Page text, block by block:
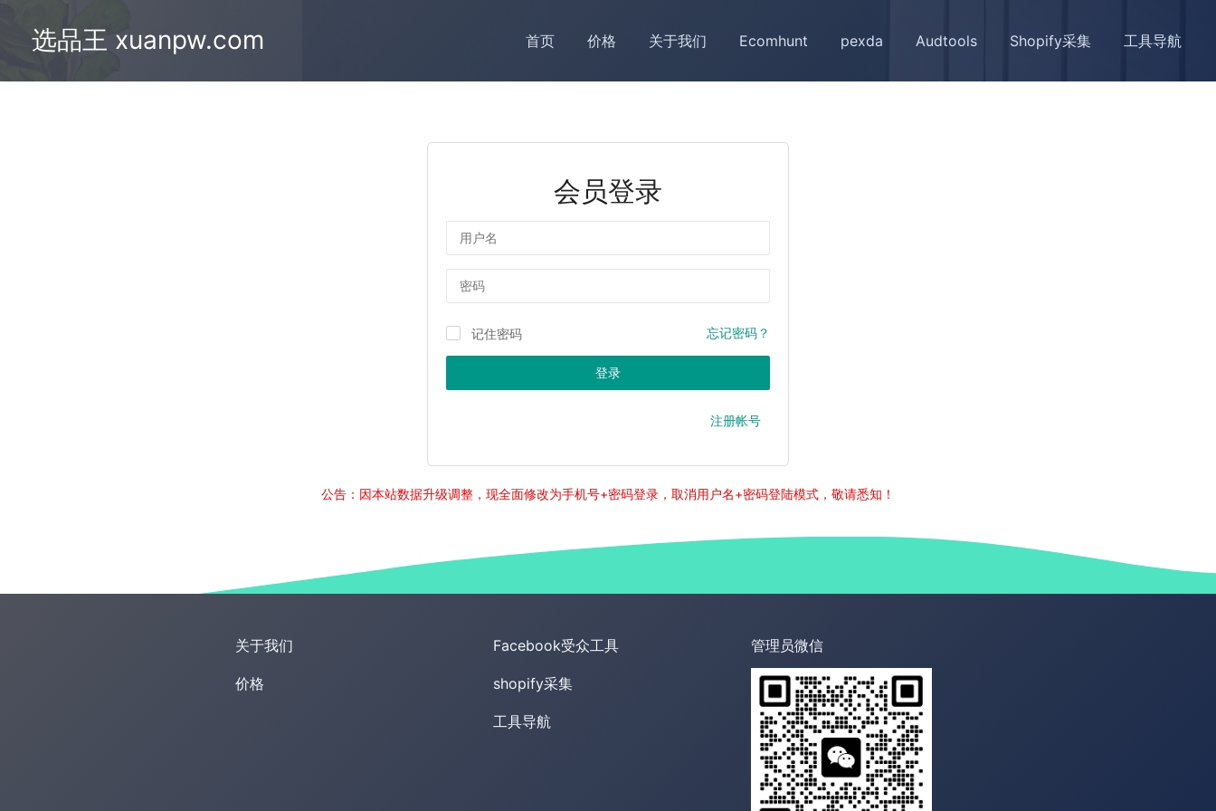
选品王 xuanpw.com 首页 价格 关于我们 Ecomhunt pexda Audtools Shopify采集 工具导航
会员登录
用户名
密码
记住密码 忘记密码？
登录
注册帐号
公告：因本站数据升级调整，现全面修改为手机号+密码登录，取消用户名+密码登陆模式，敬请悉知！
关于我们
价格
Facebook受众工具
shopify采集
工具导航
管理员微信